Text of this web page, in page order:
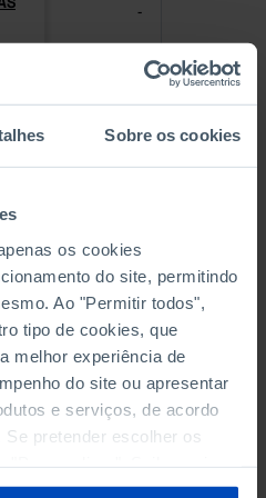
Sobre os cookies
os cookies
do site, permitindo
Ao "Permitir todos",
tipo de cookies, que
melhor experiência de
do site ou apresentar
e serviços, de acordo
pretender escolher os
de preferências ou da
-
- -
-
-